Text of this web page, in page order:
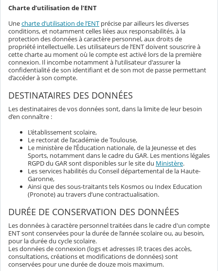
Charte d’utilisation de l’ENT
Unecharte d’utilisation de l’ENT précise par ailleurs les diverses
conditions, et notamment celles liées aux responsabilités, à la
protection des données à caractère personnel, aux droits de
propriété intellectuelle. Les utilisateurs de l’ENT doivent souscrire à
cette charte au moment où le compte est activé lors de la première
connexion. Il incombe notamment à l’utilisateur d'assurer la
confidentialité de son identifiant et de son mot de passe permettant
d’accéder à son compte.
DESTINATAIRES DES DONNÉES
Les destinataires de vos données sont, dans la limite de leur besoin
d’en connaître :
L’établissement scolaire,
Le rectorat de l’académie de Toulouse,
Le ministère de l’Éducation nationale, de la Jeunesse et des
Sports, notamment dans le cadre du GAR. Les mentions légales
RGPD du GAR sont disponibles sur le site du Ministère.
Les services habilités du Conseil départemental de la Haute-
Garonne,
Ainsi que des sous-traitants tels Kosmos ou Index Education
(Pronote) au travers d’une contractualisation.
DURÉE DE CONSERVATION DES DONNÉES
Les données à caractère personnel traitées dans le cadre d'un compte
ENT sont conservées pour la durée de l’année scolaire ou, au besoin,
pour la durée du cycle scolaire.
Les données de connexion (logs et adresses IP, traces des accès,
consultations, créations et modifications de données) sont
conservées pour une durée de douze mois maximum.